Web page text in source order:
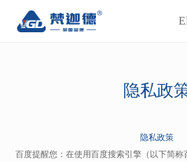
隐私政
隐私政策
百度提醒您：在使用百度搜索引擎（以下简